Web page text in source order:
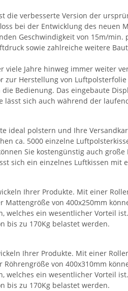
die verbesserte Version der
bei der Entwicklung des neuen
Geschwindigkeit von 15m/
sowie zahlreiche weitere
viele Jahre hinweg immer weiter
zur Herstellung von
Bedienung. Das eingebaute
lässt sich auch während der
ideal polstern und Ihre
ca. 5000 einzelne
Sie kostengünstig auch
sich ein einzelnes Luftkissen mit
Ihrer Produkte. Mit einer
von 400x250mm
ein wesentlicher Vorteil
bis zu 170Kg belastet werden.
Ihrer Produkte. Mit einer
von 400x310mm
ein wesentlicher Vorteil
bis zu 170Kg belastet werden.